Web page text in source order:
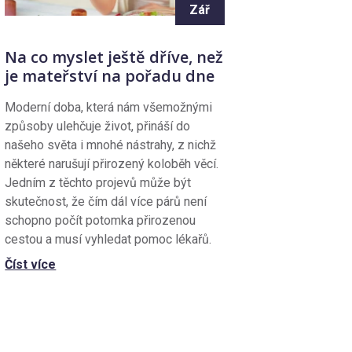
Zář
Na co myslet ještě dříve, než
je mateřství na pořadu dne
Moderní doba, která nám všemožnými
způsoby ulehčuje život, přináší do
našeho světa i mnohé nástrahy, z nichž
některé narušují přirozený koloběh věcí.
Jedním z těchto projevů může být
skutečnost, že čím dál více párů není
schopno počít potomka přirozenou
cestou a musí vyhledat pomoc lékařů.
Číst více